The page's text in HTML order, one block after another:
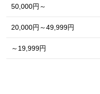
50,000円～
20,000円～49,999円
～19,999円